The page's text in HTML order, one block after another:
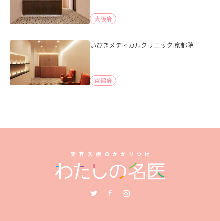
大阪府
いびきメディカルクリニック 京都院
京都府